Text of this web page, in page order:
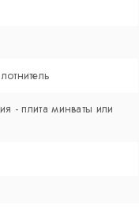
- плита минваты или